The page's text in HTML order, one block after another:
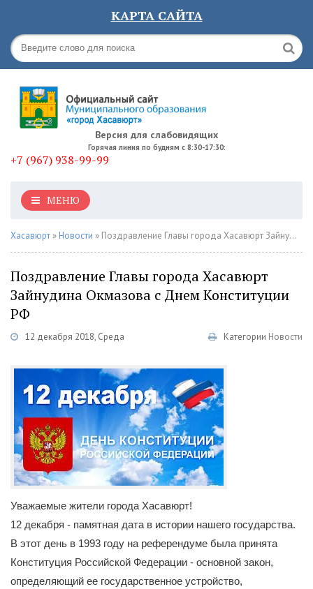
КАРТА САЙТА
Версия для слабовидящих
Горячая линия по будням с 8:30-17:30:
+7 (967) 938-99-99
МЕНЮ
Хасавюрт » Новости » Поздравление Главы города Хасавюрт Зайнудина Окмазова с Днем Конституции РФ
Поздравление Главы города Хасавюрт
Зайнудина Окмазова с Днем Конституции
РФ
12 декабря 2018, Среда Категории Новости
Уважаемые жители города Хасавюрт!
12 декабря - памятная дата в истории нашего государства.
В этот день в 1993 году на референдуме была принята
Конституция Российской Федерации - основной закон,
определяющий ее государственное устройство,